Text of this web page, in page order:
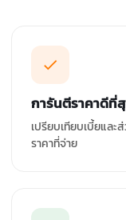
การันตีราคาดีที่
เปรียบเทียบเบี้ยและ
ราคาที่จ่าย